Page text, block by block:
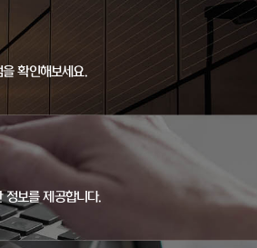
확인해보세요.
정보를 제공합니다.